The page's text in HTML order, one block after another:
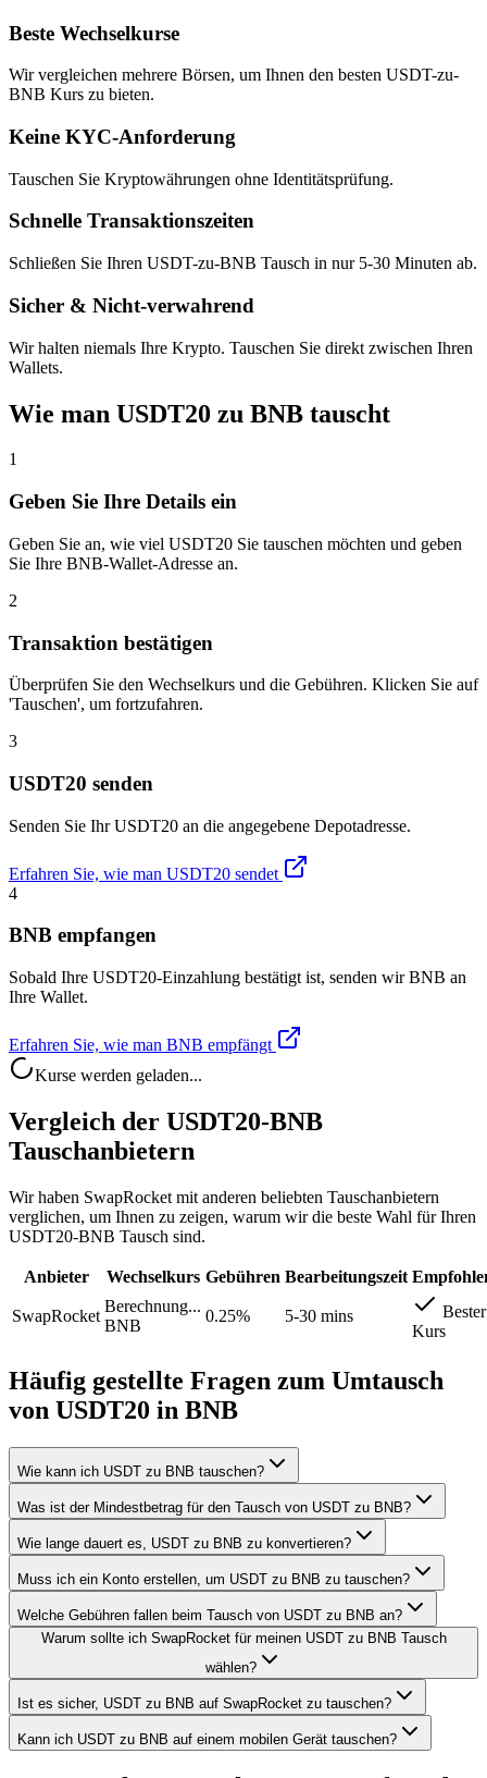
Beste Wechselkurse
Wir vergleichen mehrere Börsen, um Ihnen den besten USDT-zu-
BNB Kurs zu bieten.
Keine KYC-Anforderung
Tauschen Sie Kryptowährungen ohne Identitätsprüfung.
Schnelle Transaktionszeiten
Schließen Sie Ihren USDT-zu-BNB Tausch in nur 5-30 Minuten ab.
Sicher & Nicht-verwahrend
Wir halten niemals Ihre Krypto. Tauschen Sie direkt zwischen Ihren
Wallets.
Wie man USDT20 zu BNB tauscht
1
Geben Sie Ihre Details ein
Geben Sie an, wie viel USDT20 Sie tauschen möchten und geben
Sie Ihre BNB-Wallet-Adresse an.
2
Transaktion bestätigen
Überprüfen Sie den Wechselkurs und die Gebühren. Klicken Sie auf
'Tauschen', um fortzufahren.
3
USDT20 senden
Senden Sie Ihr USDT20 an die angegebene Depotadresse.
Erfahren Sie, wie man USDT20 sendet
4
BNB empfangen
Sobald Ihre USDT20-Einzahlung bestätigt ist, senden wir BNB an
Ihre Wallet.
Erfahren Sie, wie man BNB empfängt
Kurse werden geladen...
Vergleich der USDT20-BNB
Tauschanbietern
Wir haben SwapRocket mit anderen beliebten Tauschanbietern
verglichen, um Ihnen zu zeigen, warum wir die beste Wahl für Ihren
USDT20-BNB Tausch sind.
Anbieter Wechselkurs Gebühren Bearbeitungszeit
SwapRocket
Berechnung...
BNB
0.25% 5-30 mins
Bester
Kurs
Häufig gestellte Fragen zum Umtausch
von USDT20 in BNB
Wie kann ich USDT zu BNB tauschen?
Was ist der Mindestbetrag für den Tausch von USDT zu BNB?
Wie lange dauert es, USDT zu BNB zu konvertieren?
Muss ich ein Konto erstellen, um USDT zu BNB zu tauschen?
Welche Gebühren fallen beim Tausch von USDT zu BNB an?
Warum sollte ich SwapRocket für meinen USDT zu BNB Tausch
wählen?
Ist es sicher, USDT zu BNB auf SwapRocket zu tauschen?
Kann ich USDT zu BNB auf einem mobilen Gerät tauschen?